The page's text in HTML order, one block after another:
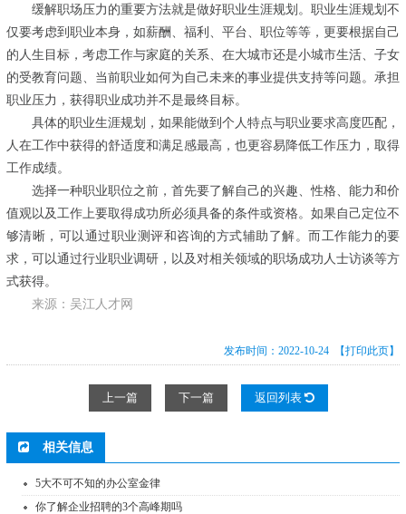
缓解职场压力的重要方法就是做好职业生涯规划。职业生涯规划不
仅要考虑到职业本身，如薪酬、福利、平台、职位等等，更要根据自己
的人生目标，考虑工作与家庭的关系、在大城市还是小城市生活、子女
的受教育问题、当前职业如何为自己未来的事业提供支持等问题。承担
职业压力，获得职业成功并不是最终目标。
具体的职业生涯规划，如果能做到个人特点与职业要求高度匹配，
人在工作中获得的舒适度和满足感最高，也更容易降低工作压力，取得
工作成绩。
选择一种职业职位之前，首先要了解自己的兴趣、性格、能力和价
值观以及工作上要取得成功所必须具备的条件或资格。如果自己定位不
够清晰，可以通过职业测评和咨询的方式辅助了解。而工作能力的要
求，可以通过行业职业调研，以及对相关领域的职场成功人士访谈等方
式获得。
来源：吴江人才网
发布时间：2022-10-24 【打印此页】
上一篇 下一篇 返回列表
相关信息
5大不可不知的办公室金律
你了解企业招聘的3个高峰期吗